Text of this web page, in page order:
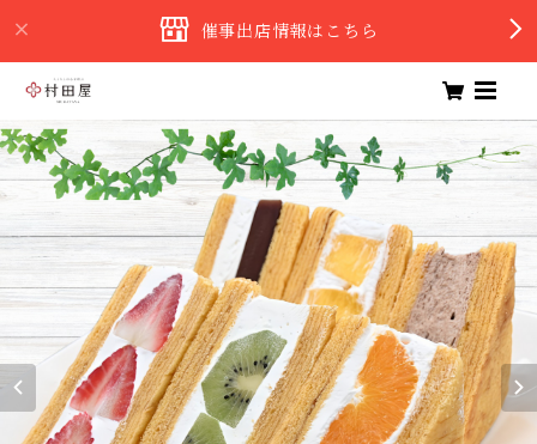
催事出店情報はこちら